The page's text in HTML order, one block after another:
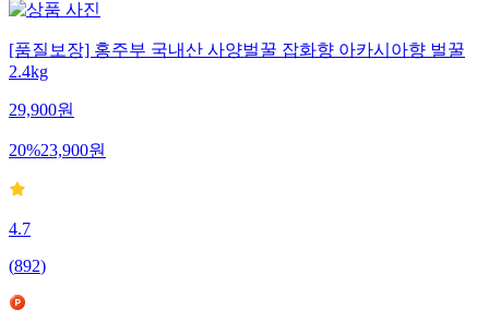
[품질보장] 홍주부 국내산 사양벌꿀 잡화향 아카시아향 벌꿀
2.4kg
29,900원
20%23,900원
4.7
(892)